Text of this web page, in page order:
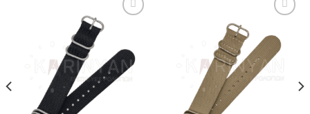
Προσθήκη
στα
αγαπημένα